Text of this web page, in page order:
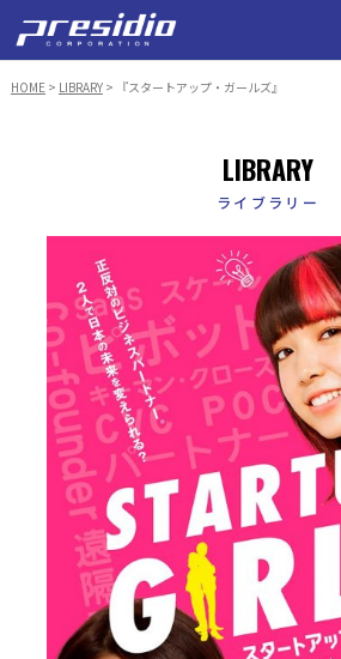
HOME> LIBRARY> 『スタートアップ・ガールズ』
LIBRARY
ライブラリー